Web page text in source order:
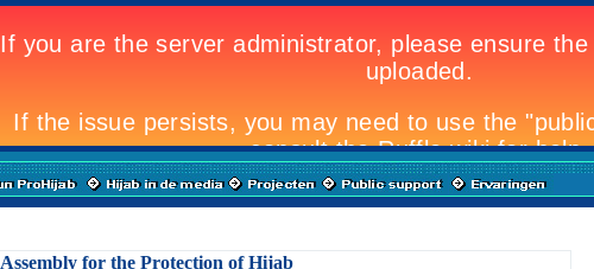
Assembly for the Protection of Hijab